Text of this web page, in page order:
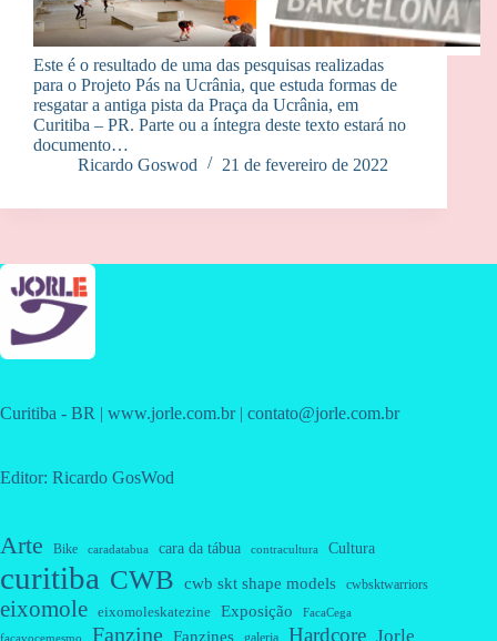
Este é o resultado de uma das pesquisas realizadas
para o Projeto Pás na Ucrânia, que estuda formas de
resgatar a antiga pista da Praça da Ucrânia, em
Curitiba – PR. Parte ou a íntegra deste texto estará no
documento…
Ricardo Goswod
21 de fevereiro de 2022
Curitiba - BR | www.jorle.com.br | contato@jorle.com.br
Editor: Ricardo GosWod
Arte Bike caradatabua cara da tábua contracultura Cultura
curitiba CWB cwb skt shape models cwbsktwarriors
eixomole eixomoleskatezine Exposição FacaCega
facavocemesmo Fanzine Fanzines galeria Hardcore Jorle